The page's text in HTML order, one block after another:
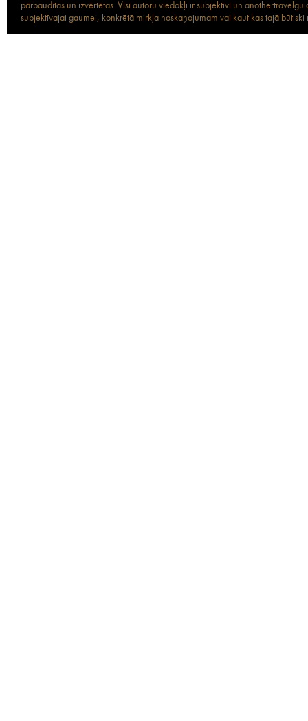
pārbaudītas un izvērtētas. Visi autoru viedokļi ir subjektīvi un
subjektīvajai gaumei, konkrētā mirkļa noskaņojumam vai kaut kas tajā